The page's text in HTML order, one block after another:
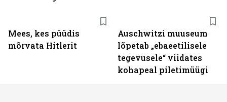
Mees, kes püüdis
mõrvata Hitlerit
Auschwitzi muuseum
lõpetab „ebaeetilisele
tegevusele“ viidates
kohapeal piletimüügi